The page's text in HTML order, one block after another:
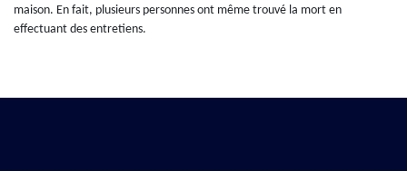
maison. En fait, plusieurs personnes ont même trouvé la mort en
effectuant des entretiens.